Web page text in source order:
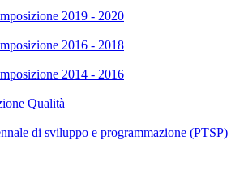
2019 - 2020
2016 - 2018
2014 - 2016
Qualità
di sviluppo e programmazione (PTSP)